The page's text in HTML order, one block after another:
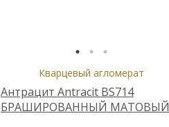
Кварцевый агломерат
Антрацит Antracit BS714
БРАШИРОВАННЫЙ МАТОВЫЙ